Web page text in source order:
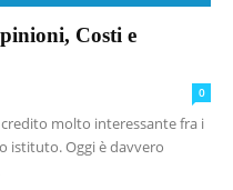
Costi e
0
credito molto interessante fra i
istituto. Oggi è davvero